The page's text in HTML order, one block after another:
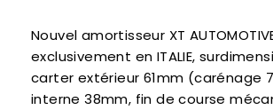
Nouvel amortisseur XT
exclusivement en ITALIE,
carter extérieur 61mm (carénage
interne 38mm, fin de course